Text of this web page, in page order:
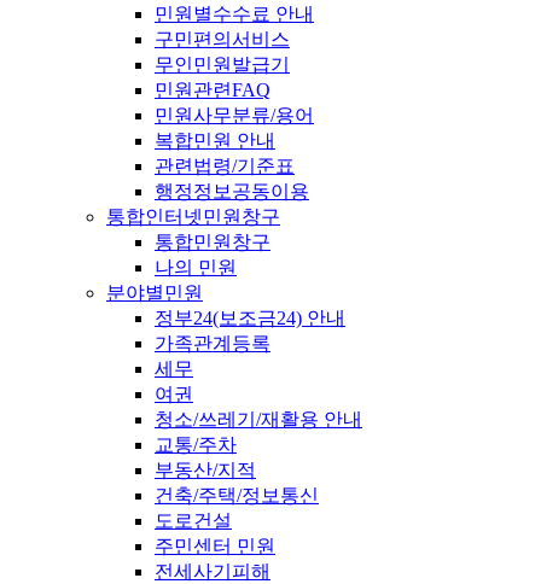
민원별수수료 안내
구민편의서비스
무인민원발급기
민원관련FAQ
민원사무분류/용어
복합민원 안내
관련법령/기준표
행정정보공동이용
통합인터넷민원창구
통합민원창구
나의 민원
분야별민원
정부24(보조금24) 안내
가족관계등록
세무
여권
청소/쓰레기/재활용 안내
교통/주차
부동산/지적
건축/주택/정보통신
도로건설
주민센터 민원
전세사기피해